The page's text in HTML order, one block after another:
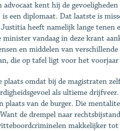
kent hij de
een diplomaat. Dat laatste is
heeft namelijk lange tenen
vandaag in deze krant
en middelen van
die op tafel ligt voor het voorjaar
plaats omdat bij de magistraten
als ultieme
plaats van de burger. Die
de drempel naar
makkelijker